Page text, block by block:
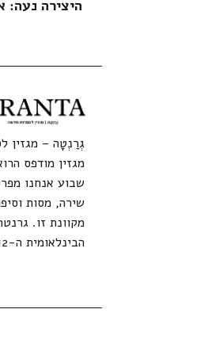
היצירה נעה:
גְרַנְטָה – מגזין
מגזין מודפס
שבוע אנחנו
שירה, מסות
מקוונת זו.
הבינלאומית ה-12.